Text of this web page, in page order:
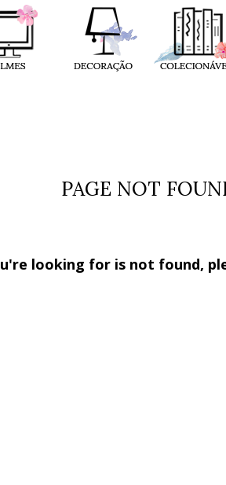
PAGE NOT
looking for is not found,